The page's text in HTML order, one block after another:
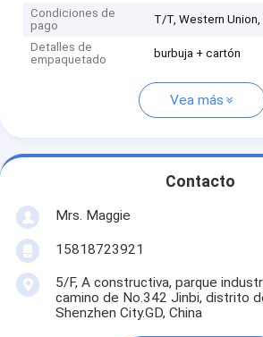
Condiciones de
pago
T/T, Western Union,
Detalles de
empaquetado
burbuja + cartón
Vea más
Contacto
Mrs. Maggie
15818723921
5/F, A constructiva, parque
camino de No.342 Jinbi, distrito
Shenzhen City.GD, China